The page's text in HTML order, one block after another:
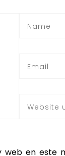
en este